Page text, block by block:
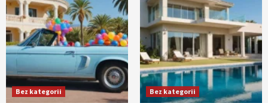
Bez kategorii Bez kategorii